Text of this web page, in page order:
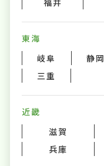
福井
東海
岐阜
静岡
三重
近畿
滋賀
兵庫